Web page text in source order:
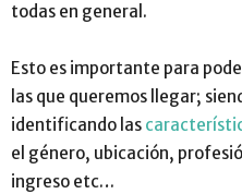
todas en general.
Esto es importante para
las que queremos llegar;
identificando las
el género, ubicación,
ingreso etc…